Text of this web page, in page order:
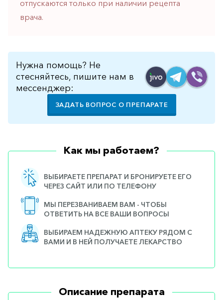
отпускаются только при наличии рецепта
врача.
Нужна помощь? Не
стесняйтесь, пишите нам в
мессенджер:
ЗАДАТЬ ВОПРОС О ПРЕПАРАТЕ
Как мы работаем?
ВЫБИРАЕТЕ ПРЕПАРАТ И БРОНИРУЕТЕ ЕГО
ЧЕРЕЗ САЙТ ИЛИ ПО ТЕЛЕФОНУ
МЫ ПЕРЕЗВАНИВАЕМ ВАМ - ЧТОБЫ
ОТВЕТИТЬ НА ВСЕ ВАШИ ВОПРОСЫ
ВЫБИРАЕМ НАДЕЖНУЮ АПТЕКУ РЯДОМ С
ВАМИ И В НЕЙ ПОЛУЧАЕТЕ ЛЕКАРСТВО
Описание препарата